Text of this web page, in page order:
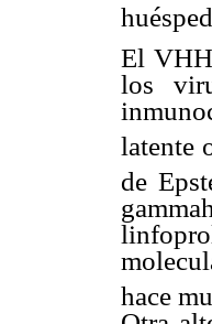
El
los
latente
de
hace